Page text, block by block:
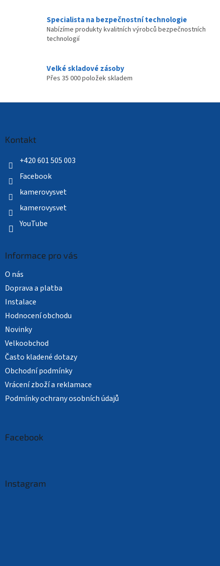
Specialista na bezpečnostní technologie
Nabízíme produkty kvalitních výrobců bezpečnostních
technologií
Velké skladové zásoby
Přes 35 000 položek skladem
Kontakt
+420 601 505 003
Facebook
kamerovysvet
kamerovysvet
YouTube
Informace pro vás
O nás
Doprava a platba
Instalace
Hodnocení obchodu
Novinky
Velkoobchod
Často kladené dotazy
Obchodní podmínky
Vrácení zboží a reklamace
Podmínky ochrany osobních údajů
Facebook
Instagram